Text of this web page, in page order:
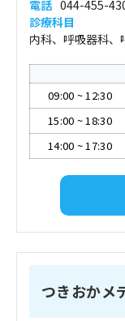
電話 044-455-
診療科目
内科、呼吸器科、
09:00 ~12:30
15:00 ~18:30
14:00 ~17:30
つきおかメ